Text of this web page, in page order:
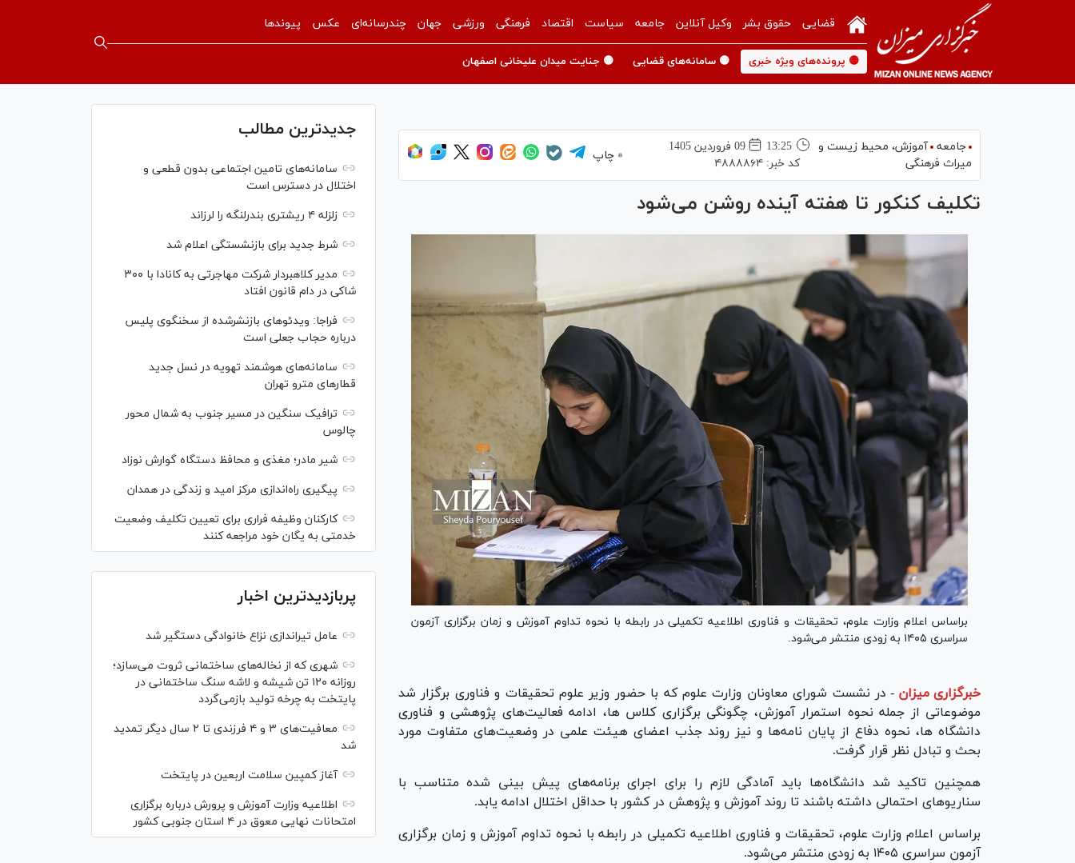
قضایی حقوق بشر وکیل آنلاین جامعه سیاست اقتصاد فرهنگی ورزشی جهان چندرسانه‌ای عکس پیوندها
🟡 پرونده‌های ویژه خبری 🟡 سامانه‌های قضایی 🟡 جنایت میدان علیخانی اصفهان
جامعه آموزش،‌ محیط زیست و
میراث فرهنگی
13:25
09 فروردين 1405
کد خبر:۴۸۸۸۸۶۴
چاپ
تکلیف کنکور تا هفته آینده روشن می‌شود
براساس اعلام وزارت علوم، تحقیقات و فناوری اطلاعیه تکمیلی در رابطه با نحوه تداوم آموزش و زمان برگزاری آزمون
سراسری ۱۴۰۵ به زودی منتشر می‌شود.
خبرگزاری میزان - در نشست شورای معاونان وزارت علوم که با حضور وزیر علوم تحقیقات و فناوری برگزار شد
موضوعاتی از جمله نحوه استمرار آموزش، چگونگی برگزاری کلاس ها، ادامه فعالیت‌های پژوهشی و فناوری
دانشگاه ها، نحوه دفاع از پایان نامه‌ها و نیز روند جذب اعضای هیئت علمی در وضعیت‌های متفاوت مورد
بحث و تبادل نظر قرار گرفت.
همچنین تاکید شد دانشگاه‌ها باید آمادگی لازم را برای اجرای برنامه‌های پیش بینی شده متناسب با
سناریو‌های احتمالی داشته باشند تا روند آموزش و پژوهش در کشور با حداقل اختلال ادامه یابد.
براساس اعلام وزارت علوم، تحقیقات و فناوری اطلاعیه تکمیلی در رابطه با نحوه تداوم آموزش و زمان برگزاری
آزمون سراسری ۱۴۰۵ به زودی منتشر می‌شود.
جدیدترین مطالب
سامانه‌های تامین اجتماعی بدون قطعی و
اختلال در دسترس است
زلزله ۴ ریشتری بندرلنگه را لرزاند
شرط جدید برای بازنشستگی اعلام شد
مدیر کلاهبردار شرکت مهاجرتی به کانادا با ۳۰۰
شاکی در دام قانون افتاد
فراجا: ویدئو‌های بازنشرشده از سخنگوی پلیس
درباره حجاب جعلی است
سامانه‌های هوشمند تهویه در نسل جدید
قطار‌های مترو تهران
ترافیک سنگین در مسیر جنوب به شمال محور
چالوس
شیر مادر؛ مغذی و محافظ دستگاه گوارش نوزاد
پیگیری راه‌اندازی مرکز امید و زندگی در همدان
کارکنان وظیفه فراری برای تعیین تکلیف وضعیت
خدمتی به یگان خود مراجعه کنند
پربازدیدترین اخبار
عامل تیراندازی نزاع خانوادگی دستگیر شد
شهری که از نخاله‌های ساختمانی ثروت می‌سازد؛
روزانه ۱۲۰ تن شیشه و لاشه سنگ ساختمانی در
پایتخت به چرخه تولید بازمی‌گردد
معافیت‌های ۳ و ۴ فرزندی تا ۲ سال دیگر تمدید
شد
آغاز کمپین سلامت اربعین در پایتخت
اطلاعیه وزارت آموزش و پرورش درباره برگزاری
امتحانات نهایی معوق در ۴ استان جنوبی کشور